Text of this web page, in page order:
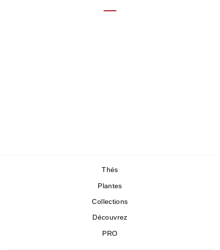
Thés
Plantes
Collections
Découvrez
PRO